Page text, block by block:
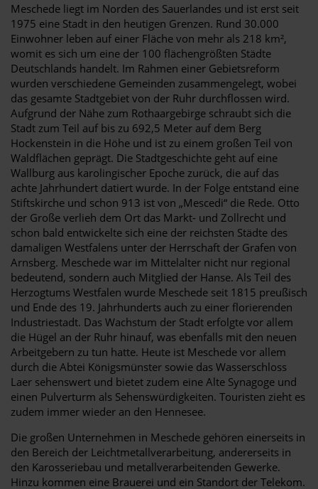
Meschede liegt im Norden des Sauerlandes und ist erst seit
1975 eine Stadt in den heutigen Grenzen. Rund 30.000
Einwohner leben auf einer Fläche von mehr als 218 km²,
womit es sich um eine der 100 flächengrößten Städte
Deutschlands handelt. Im Rahmen einer Gebietsreform
wurden verschiedene Gemeinden zusammengelegt, wobei
das gesamte Stadtgebiet von der Ruhr durchflossen wird.
Aufgrund der Nähe zum Rothaargebirge schraubt sich die
Stadt zum Teil auf bis zu 692,5 Meter auf dem Berg
Hockenstein in die Höhe und ist zu einem großen Teil von
Waldflächen geprägt. Die Stadtgeschichte geht auf eine
Wallburg aus karolingischer Epoche zurück, die auf das
achte Jahrhundert datiert wurde. In der Folge entstand eine
Stiftskirche und schon 913 ist von „Mescedi“ die Rede. Otto
der Große verlieh dem Ort das Markt- und Zollrecht und
schon bald entwickelte sich eine der reichsten Städte des
damaligen Westfalens unter der Herrschaft der Grafen von
Arnsberg. Meschede war im Mittelalter nicht nur regional
bedeutend, sondern auch Mitglied der Hanse. Als Teil des
Herzogtums Westfalen wurde Meschede seit 1815 preußisch
und Ende des 19. Jahrhunderts auch zu einer florierenden
Industriestadt. Das Wachstum der Stadt erfolgte vor allem
die Hügel an der Ruhr hinauf, was ebenfalls mit den neuen
Arbeitgebern zu tun hatte. Heute ist Meschede vor allem
durch die Abtei Königsmünster sowie das Wasserschloss
Laer sehenswert und bietet zudem eine Alte Synagoge und
einen Pulverturm als Sehenswürdigkeiten. Touristen zieht es
zudem immer wieder an den Hennesee.
Die großen Unternehmen in Meschede gehören einerseits in
den Bereich der Leichtmetallverarbeitung, andererseits in
den Karosseriebau und metallverarbeitenden Gewerke.
Hinzu kommen eine Brauerei und ein Standort der Telekom.